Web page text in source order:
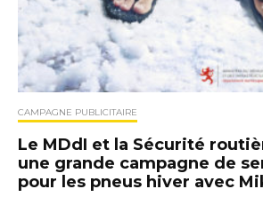
CAMPAGNE PUBLICITAIRE
Le MDdI et la Sécurité
une grande campagne de
pour les pneus hiver avec